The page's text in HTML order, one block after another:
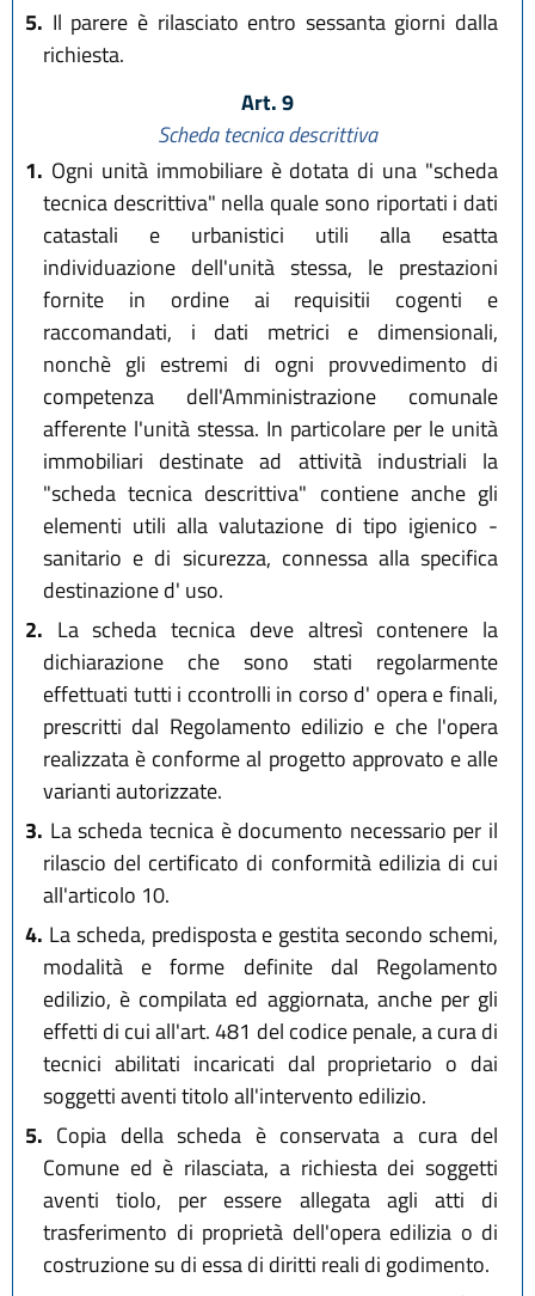
5. Il parere è rilasciato entro sessanta giorni dalla
richiesta.
Art. 9
Scheda tecnica descrittiva
1. Ogni unità immobiliare è dotata di una "scheda
tecnica descrittiva" nella quale sono riportati i dati
catastali e urbanistici utili alla esatta
individuazione dell'unità stessa, le prestazioni
fornite in ordine ai requisitii cogenti e
raccomandati, i dati metrici e dimensionali,
nonchè gli estremi di ogni provvedimento di
competenza dell'Amministrazione comunale
afferente l'unità stessa. In particolare per le unità
immobiliari destinate ad attività industriali la
"scheda tecnica descrittiva" contiene anche gli
elementi utili alla valutazione di tipo igienico -
sanitario e di sicurezza, connessa alla specifica
destinazione d' uso.
2. La scheda tecnica deve altresì contenere la
dichiarazione che sono stati regolarmente
effettuati tutti i ccontrolli in corso d' opera e finali,
prescritti dal Regolamento edilizio e che l'opera
realizzata è conforme al progetto approvato e alle
varianti autorizzate.
3. La scheda tecnica è documento necessario per il
rilascio del certificato di conformità edilizia di cui
all'articolo 10.
4. La scheda, predisposta e gestita secondo schemi,
modalità e forme definite dal Regolamento
edilizio, è compilata ed aggiornata, anche per gli
effetti di cui all'art. 481 del codice penale, a cura di
tecnici abilitati incaricati dal proprietario o dai
soggetti aventi titolo all'intervento edilizio.
5. Copia della scheda è conservata a cura del
Comune ed è rilasciata, a richiesta dei soggetti
aventi tiolo, per essere allegata agli atti di
trasferimento di proprietà dell'opera edilizia o di
costruzione su di essa di diritti reali di godimento.